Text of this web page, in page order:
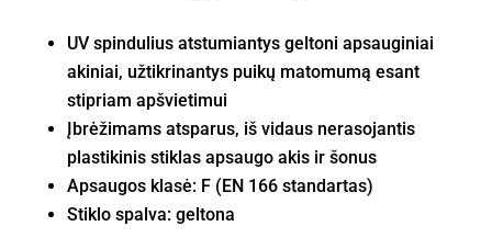
UV spindulius atstumiantys geltoni apsauginiai
akiniai, užtikrinantys puikų matomumą esant
stipriam apšvietimui
Įbrėžimams atsparus, iš vidaus nerasojantis
plastikinis stiklas apsaugo akis ir šonus
Apsaugos klasė: F (EN 166 standartas)
Stiklo spalva: geltona